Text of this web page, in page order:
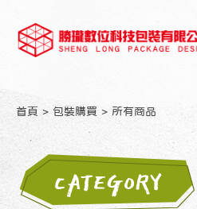
首頁 包裝購買 所有商品
CATEGORY